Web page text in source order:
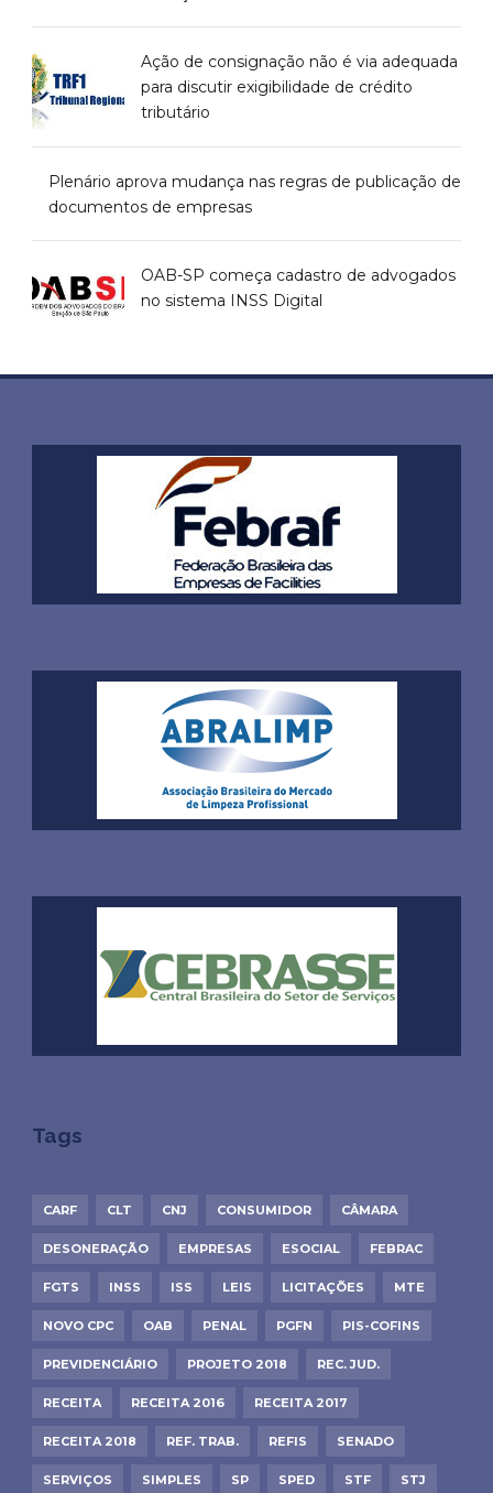
Ação de consignação não é via adequada
para discutir exigibilidade de crédito
tributário
Plenário aprova mudança nas regras de publicação de
documentos de empresas
OAB-SP começa cadastro de advogados
no sistema INSS Digital
Tags
CARF CLT CNJ CONSUMIDOR CÂMARA
DESONERAÇÃO EMPRESAS ESOCIAL FEBRAC
FGTS INSS ISS LEIS LICITAÇÕES MTE
NOVO CPC OAB PENAL PGFN PIS-COFINS
PREVIDENCIÁRIO PROJETO 2018 REC. JUD.
RECEITA RECEITA 2016 RECEITA 2017
RECEITA 2018 REF. TRAB. REFIS SENADO
SERVIÇOS SIMPLES SP SPED STF STJ